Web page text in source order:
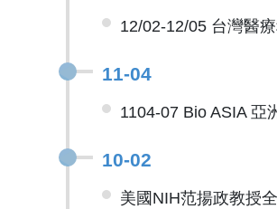
12/02-12/05 台灣醫
11-04
1104-07 Bio ASIA 亞
10-02
美國NIH范揚政教授